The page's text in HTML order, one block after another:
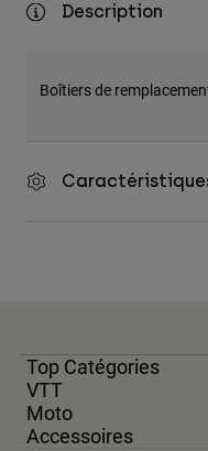
Accessoires
Sacs et sacs à dos
Description
Boîtiers de
Top Catégories
VTT
Moto
Accessoires